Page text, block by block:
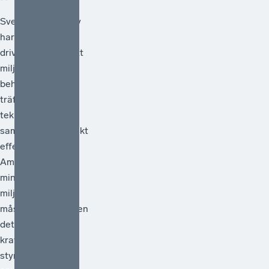
Svenskt Näringsliv
har under lång tid
drivit frågan om att
miljöpolitiken
behöver vara
träffsäker,
teknikneutral och
samhällsekonomiskt
effektiv.[1]
Ambitionen att
minska
miljöpåverkan
måste vara hög men
det måste också
kraven på att de
styrmedel som